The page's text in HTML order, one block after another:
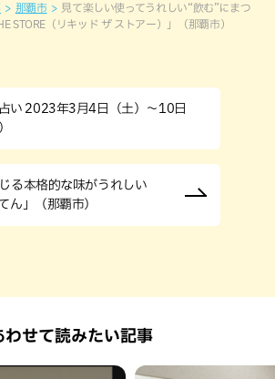
那覇市
見て楽しい使ってうれしい“飲む”にまつ
STORE（リキッド ザ ストアー）」（那覇市）
い 2023年3月4日（土）～10日
る本格的な味がうれしい
ん」（那覇市）
わせて読みたい記事